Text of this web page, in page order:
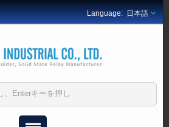
日本語